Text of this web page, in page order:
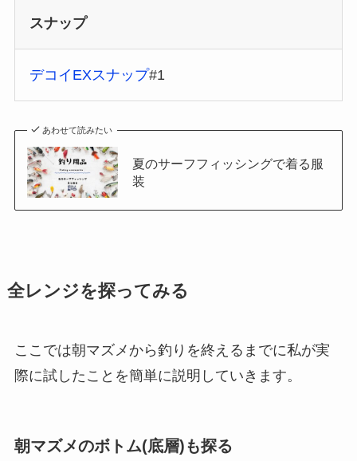
スナップ
デコイEXスナップ#1
あわせて読みたい
夏のサーフフィッシングで着る服
装
全レンジを探ってみる
ここでは朝マズメから釣りを終えるまでに私が実
際に試したことを簡単に説明していきます。
朝マズメのボトム(底層)も探る